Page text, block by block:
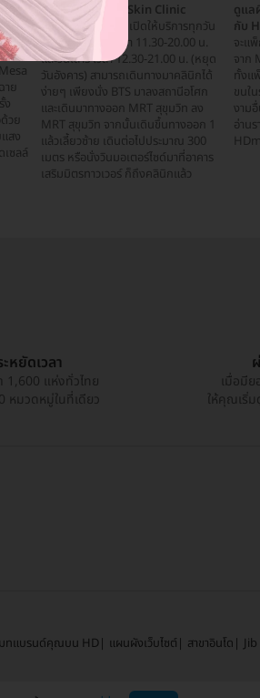
าสิว
ว เพื่อ
ย
ง
วย
สง
ซลล์
เดินทางมา Mesa Skin Clinic
Mesa Skin Clinic เปิดให้บริการทุกวัน
อาทิตย์-วันศุกร์ เวลา 11.30-20.00 น.
และวันเสาร์ เวลา 12.30-21.00 น. (หยุด
วันอังคาร) สามารถเดินทางมาคลินิกได้
ง่ายๆ เพียงนั่ง BTS มาลงสถานีอโศก
และเดินมาทางออก MRT สุขุมวิท ลง
MRT สุขุมวิท จากนั้นเดินขึ้นทางออก 1
แล้วเลี้ยวซ้าย เดินต่อไปประมาณ 300
เมตร หรือนั่งวินมอเตอร์ไซด์มาที่อาคาร
เสริมมิตรทาวเวอร์ ก็ถึงคลินิกแล้ว
ดูแล
กับ
จะแ
จาก
ทั้งแ
ขนใ
งาม
อ่าน
หยัดเวลา
1,600 แห่งทั่วไทย
หมวดหมู่ในที่เดียว
เมื่อมี
ให้คุณเริ่
มทแบรนด์คุณบน HD แผนผังเว็บไซต์ สาขาอินโด